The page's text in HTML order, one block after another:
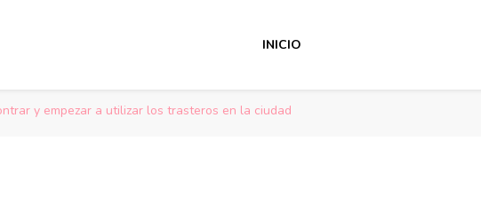
INICIO
y empezar a utilizar los trasteros en la ciudad